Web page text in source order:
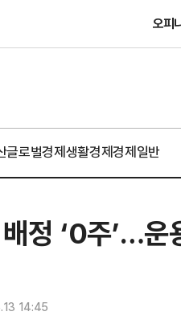
오피
글로벌경제생활경제경제일반
정 ‘0주’…
14:45